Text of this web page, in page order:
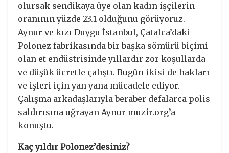
olursak sendikaya üye olan kadın işçilerin
oranının yüzde 23.1 olduğunu görüyoruz.
Aynur ve kızı Duygu İstanbul, Çatalca’daki
Polonez fabrikasında bir başka sömürü biçimi
olan et endüstrisinde yıllardır zor koşullarda
ve düşük ücretle çalıştı. Bugün ikisi de hakları
ve işleri için yan yana mücadele ediyor.
Çalışma arkadaşlarıyla beraber defalarca polis
saldırısına uğrayan Aynur muzir.org’a
konuştu.
Kaç yıldır Polonez’desiniz?